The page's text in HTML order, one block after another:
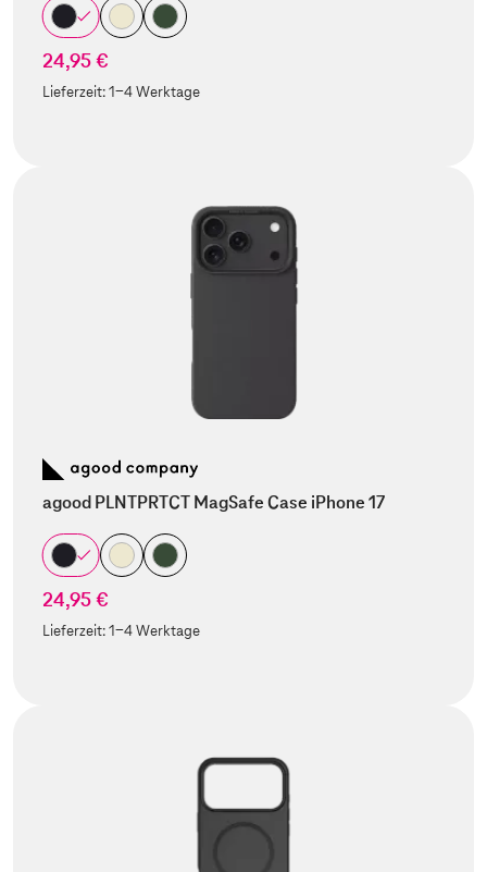
24,95 €
Lieferzeit:1-4 Werktage
agood PLNTPRTCT MagSafe Case iPhone 17
24,95 €
Lieferzeit:1-4 Werktage